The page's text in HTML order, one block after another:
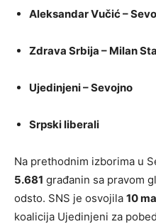
Aleksandar Vučić –
Zdrava Srbija – Milan
Ujedinjeni – Sevojno
Srpski liberali
Na prethodnim izborima u
5.681 građanin sa pravom
odsto. SNS je osvojila 10
koalicija Ujedinjeni za